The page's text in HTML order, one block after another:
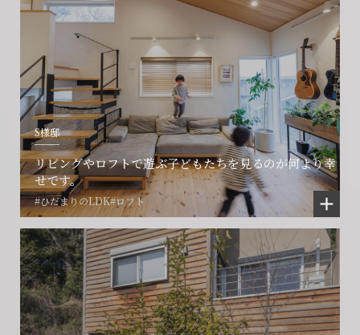
S様邸
リビングやロフトで遊ぶ子どもたちを見るのが何より幸
せです。
#ひだまりのLDK#ロフト